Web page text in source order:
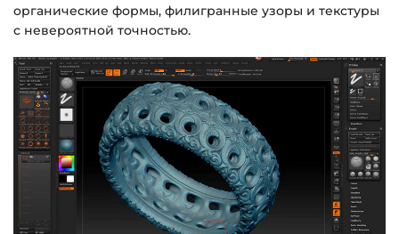
чат на сайте.
органические формы, филигранные узоры и текстуры
с невероятной точностью.